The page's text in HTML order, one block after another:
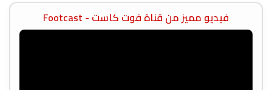
فيديو مميز من قناة فوت كاست - Footcast